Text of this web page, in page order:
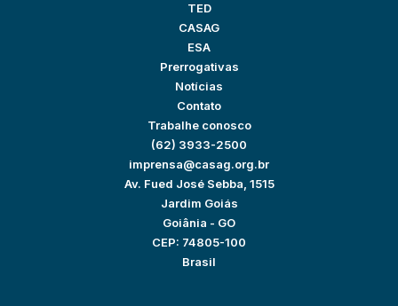
TED
CASAG
ESA
Prerrogativas
Notícias
Contato
Trabalhe conosco
(62) 3933-2500
imprensa@casag.org.br
Av. Fued José Sebba, 1515
Jardim Goiás
Goiânia - GO
CEP: 74805-100
Brasil